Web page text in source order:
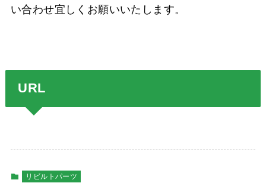
い合わせ宜しくお願いいたします。
URL
リビルトパーツ